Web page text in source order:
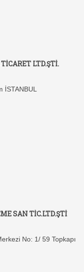
LTD.ŞTİ.
İSTANBUL
SAN TİC.LTD.ŞTİ
No: 1/ 59 Topkapı